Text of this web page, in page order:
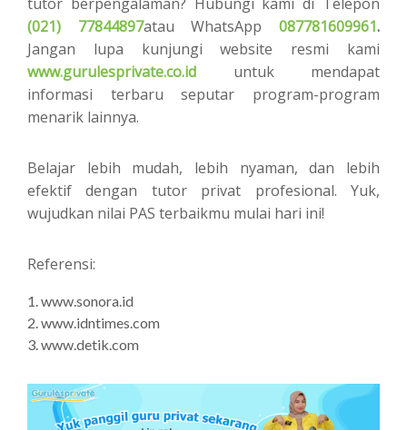
(021) 77844897atau WhatsApp087781609961.
Jangan lupa kunjungi website resmi kami
www.gurulesprivate.co.id
untuk mendapat
informasi terbaru seputar program-program
menarik lainnya.
Belajar lebih mudah, lebih nyaman, dan lebih
efektif dengan tutor privat profesional. Yuk,
wujudkan nilai PAS terbaikmu mulai hari ini!
Referensi:
www.sonora.id
www.idntimes.com
www.detik.com